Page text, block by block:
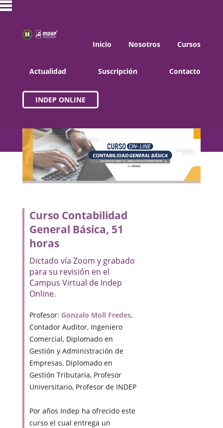
Inicio Nosotros Cursos
Actualidad Suscripción Contacto
INDEP ONLINE
Curso Contabilidad
General Básica, 51
horas
Dictado vía Zoom y grabado
para su revisión en el
Campus Virtual de Indep
Online.
Profesor: Gonzalo Moll Fredes,
Contador Auditor, Ingeniero
Comercial, Diplomado en
Gestión y Administración de
Empresas, Diplomado en
Gestión Tributaria, Profesor
Universitario, Profesor de INDEP
Por años Indep ha ofrecido este
curso el cual entrega un